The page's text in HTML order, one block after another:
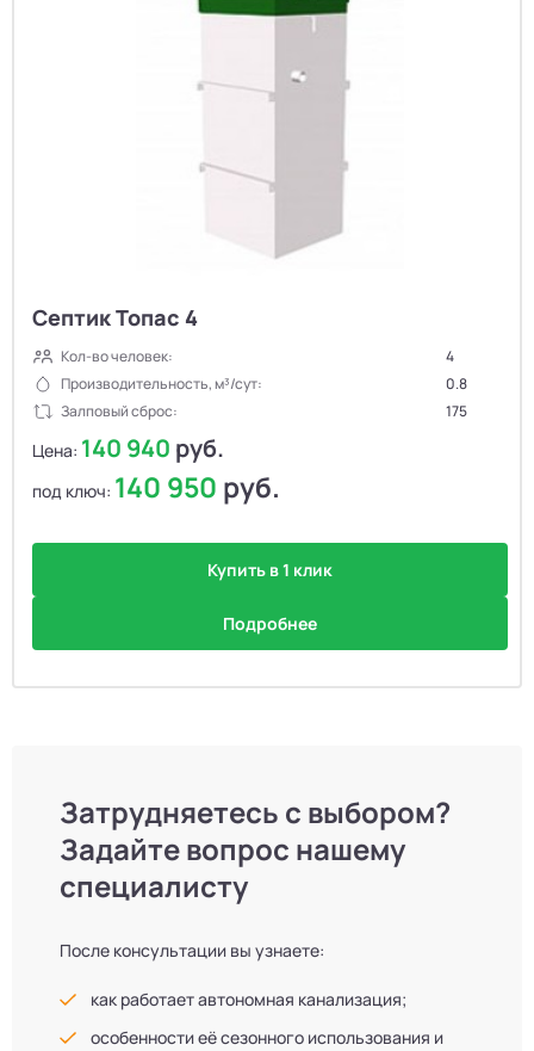
Септик Топас 4
Кол-во человек:
4
Производительность, м³/сут:
0.8
Залповый сброс:
175
Цена: 140 940 руб.
под ключ: 140 950 руб.
Купить в 1 клик
Подробнее
Затрудняетесь с выбором?
Задайте вопрос нашему
специалисту
После консультации вы узнаете:
как работает автономная канализация;
особенности её сезонного использования и